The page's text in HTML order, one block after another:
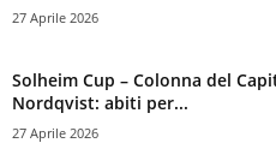
27 Aprile 2026
Solheim Cup – Colonna del
Nordqvist: abiti per...
27 Aprile 2026